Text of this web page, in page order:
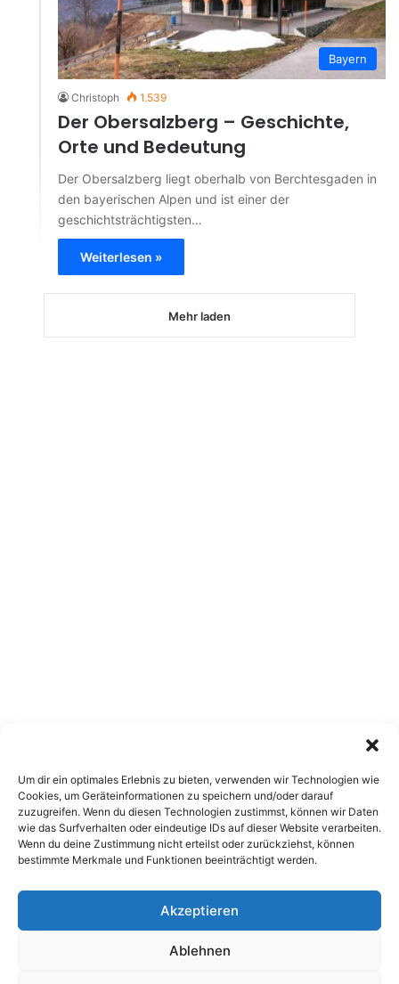
Um dir ein optimales Erlebnis zu bieten, verwenden wir Technologien wie
Cookies, um Geräteinformationen zu speichern und/oder darauf
zuzugreifen. Wenn du diesen Technologien zustimmst, können wir Daten
wie das Surfverhalten oder eindeutige IDs auf dieser Website verarbeiten.
Wenn du deine Zustimmung nicht erteilst oder zurückziehst, können
bestimmte Merkmale und Funktionen beeinträchtigt werden.
Akzeptieren
Ablehnen
Bayern
Christoph 1.539
Der Obersalzberg – Geschichte,
Orte und Bedeutung
Der Obersalzberg liegt oberhalb von Berchtesgaden in
den bayerischen Alpen und ist einer der
geschichtsträchtigsten…
Weiterlesen »
Mehr laden
Copyright 2026, All Rights Reserved